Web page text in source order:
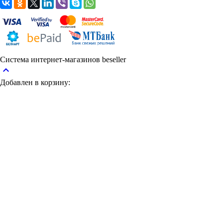
Система интернет-магазинов beseller
keyboard_arrow_up
Добавлен в корзину: